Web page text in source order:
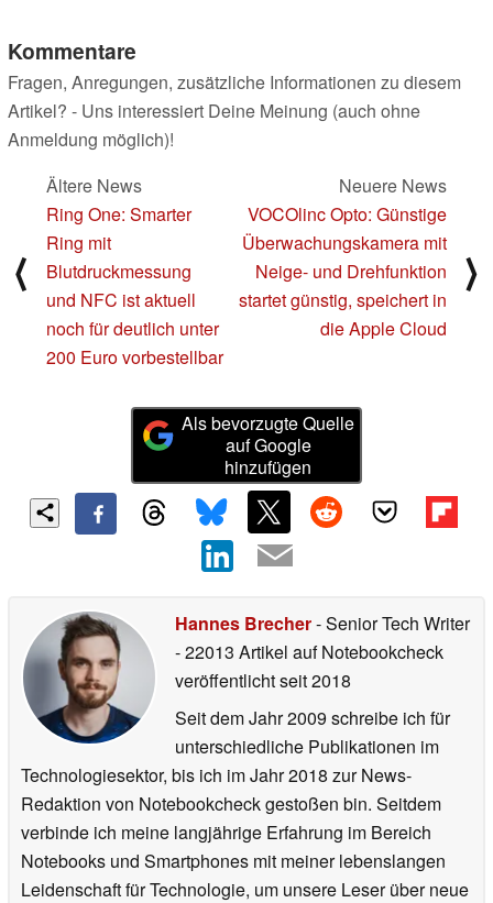
Kommentare
Fragen, Anregungen, zusätzliche Informationen zu diesem
Artikel? - Uns interessiert Deine Meinung (auch ohne
Anmeldung möglich)!
⟨
Ältere News
Ring One: Smarter
Ring mit
Blutdruckmessung
und NFC ist aktuell
noch für deutlich unter
200 Euro vorbestellbar
Neuere News
VOCOlinc Opto: Günstige
Überwachungskamera mit
Neige- und Drehfunktion
startet günstig, speichert in
die Apple Cloud
⟩
Als bevorzugte Quelle
auf Google
hinzufügen
Hannes Brecher- Senior Tech Writer
- 22013 Artikel auf Notebookcheck
veröffentlichtseit 2018
Seit dem Jahr 2009 schreibe ich für
unterschiedliche Publikationen im
Technologiesektor, bis ich im Jahr 2018 zur News-
Redaktion von Notebookcheck gestoßen bin. Seitdem
verbinde ich meine langjährige Erfahrung im Bereich
Notebooks und Smartphones mit meiner lebenslangen
Leidenschaft für Technologie, um unsere Leser über neue